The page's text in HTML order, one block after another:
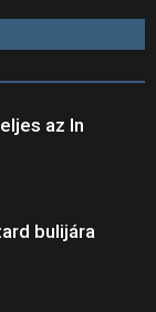
az In
bulijára